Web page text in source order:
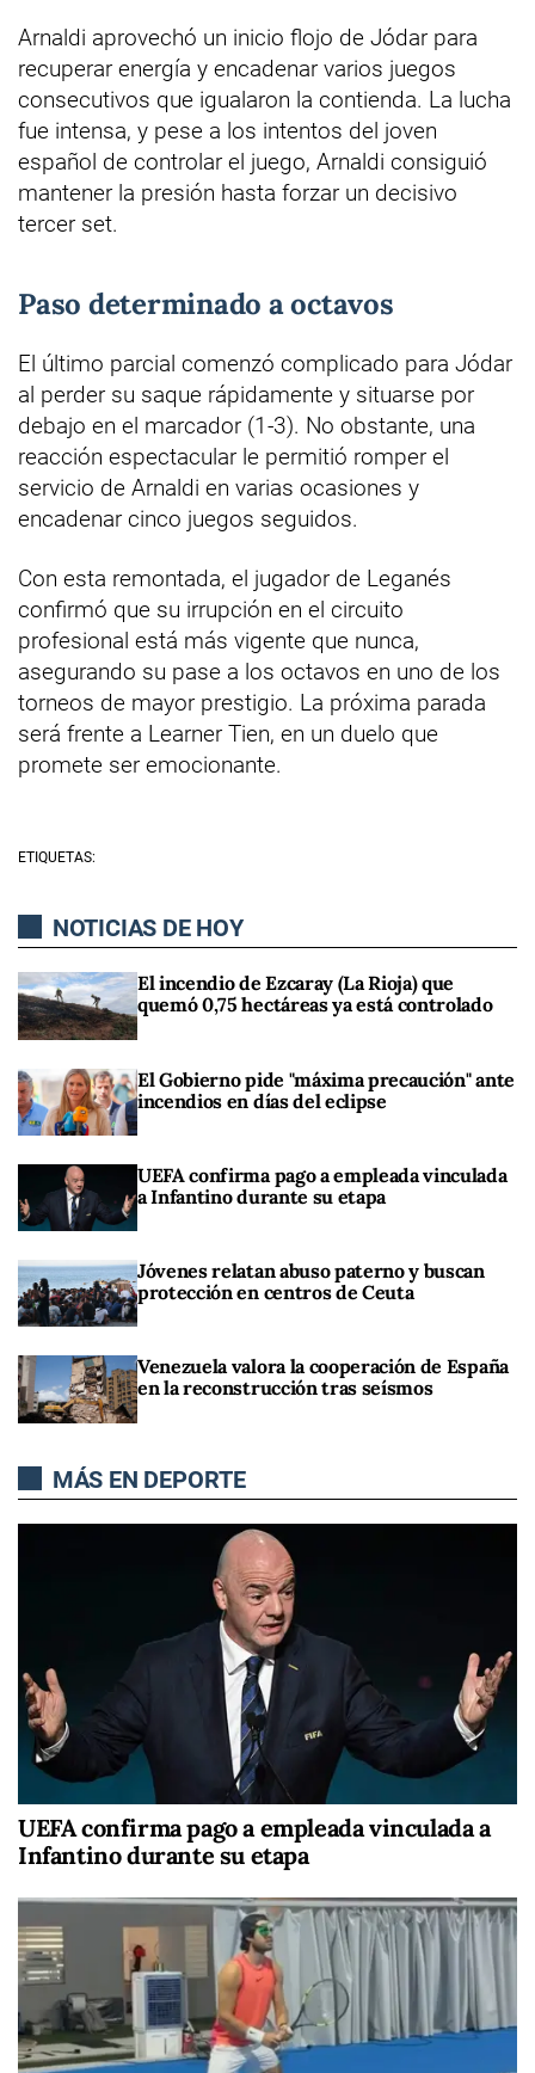
Arnaldi aprovechó un inicio flojo de Jódar para
recuperar energía y encadenar varios juegos
consecutivos que igualaron la contienda. La lucha
fue intensa, y pese a los intentos del joven
español de controlar el juego, Arnaldi consiguió
mantener la presión hasta forzar un decisivo
tercer set.
Paso determinado a octavos
El último parcial comenzó complicado para Jódar
al perder su saque rápidamente y situarse por
debajo en el marcador (1-3). No obstante, una
reacción espectacular le permitió romper el
servicio de Arnaldi en varias ocasiones y
encadenar cinco juegos seguidos.
Con esta remontada, el jugador de Leganés
confirmó que su irrupción en el circuito
profesional está más vigente que nunca,
asegurando su pase a los octavos en uno de los
torneos de mayor prestigio. La próxima parada
será frente a Learner Tien, en un duelo que
promete ser emocionante.
ETIQUETAS:
NOTICIAS DE HOY
El incendio de Ezcaray (La Rioja) que
quemó 0,75 hectáreas ya está controlado
El Gobierno pide "máxima precaución" ante
incendios en días del eclipse
UEFA confirma pago a empleada vinculada
a Infantino durante su etapa
Jóvenes relatan abuso paterno y buscan
protección en centros de Ceuta
Venezuela valora la cooperación de España
en la reconstrucción tras seísmos
MÁS EN DEPORTE
UEFA confirma pago a empleada vinculada a
Infantino durante su etapa